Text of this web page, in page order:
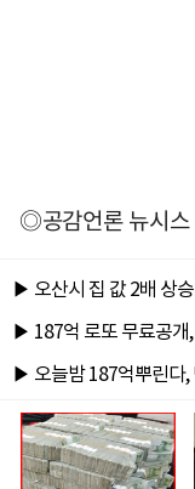
◎공감언론 뉴시스